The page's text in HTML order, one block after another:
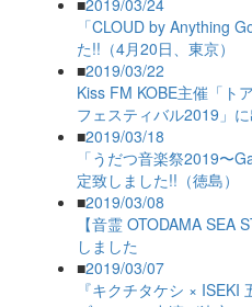
■2019/03/24
「CLOUD by Anything
た!!（4月20日、東京）
■2019/03/22
Kiss FM KOBE主催「ト
フェスティバル2019」
■2019/03/18
「うだつ音楽祭2019〜
定致しました!!（徳島）
■2019/03/08
【音霊 OTODAMA SEA
しました
■2019/03/07
『キクチタケシ × ISEKI